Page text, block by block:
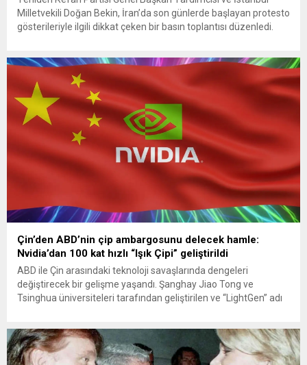
Milletvekili Doğan Bekin, İran’da son günlerde başlayan protesto
gösterileriyle ilgili dikkat çeken bir basın toplantısı düzenledi.
Milli Görüş Lideri merhum Necmettin Erbakan’ın “Suriye ve
Irak’tan sonra sıra İran...
Çin’den ABD’nin çip ambargosunu delecek hamle:
Nvidia’dan 100 kat hızlı “Işık Çipi” geliştirildi
ABD ile Çin arasındaki teknoloji savaşlarında dengeleri
değiştirecek bir gelişme yaşandı. Şanghay Jiao Tong ve
Tsinghua üniversiteleri tarafından geliştirilen ve “LightGen” adı
duyuruldu. Hong Kong merkezli South China Morning Post...